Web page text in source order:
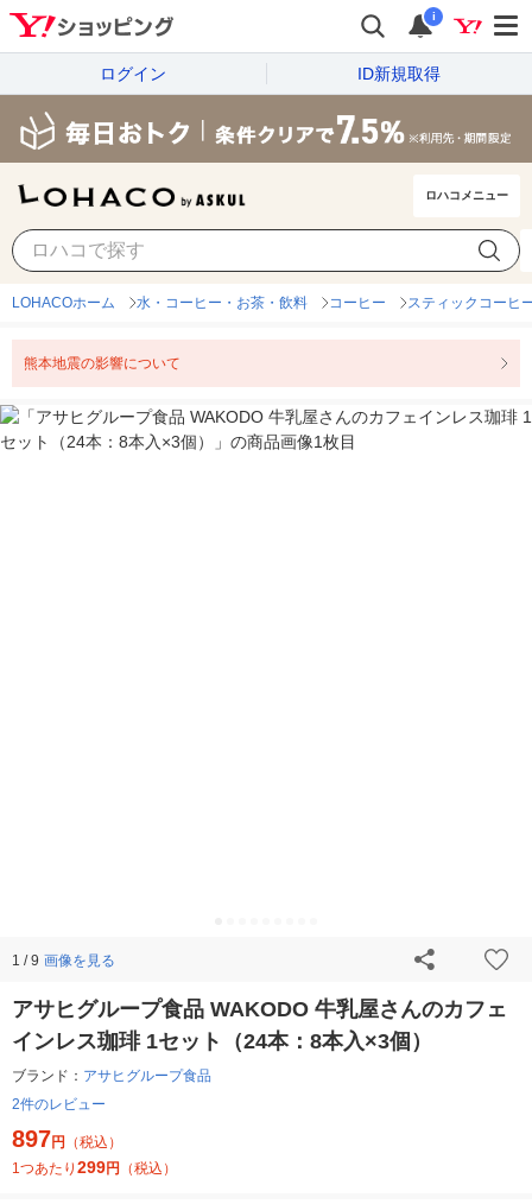
i
ログイン ID新規取得
ロハコメニュー
LOHACOホーム 水・コーヒー・お茶・飲料 コーヒー スティックコーヒ
熊本地震の影響について
1 / 9 画像を見る
アサヒグループ食品 WAKODO 牛乳屋さんのカフェ
インレス珈琲 1セット（24本：8本入×3個）
ブランド： アサヒグループ食品
2件のレビュー
897円
（税込）
1つあたり 299円 （税込）